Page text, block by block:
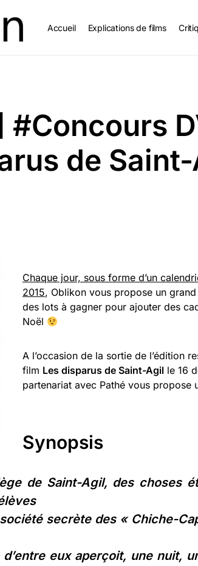
Accueil Explications de films
#Concours
de
Chaque jour, sous forme d’un
2015, Oblikon vous propose un
des lots à gagner pour ajouter des
Noël
A l’occasion de la sortie de l’édition
film Les disparus de Saint-Agil le 16
partenariat avec Pathé vous propose
Synopsis
de Saint-Agil, des choses
secrète des « Chiche-
d’entre eux aperçoit, une nuit,